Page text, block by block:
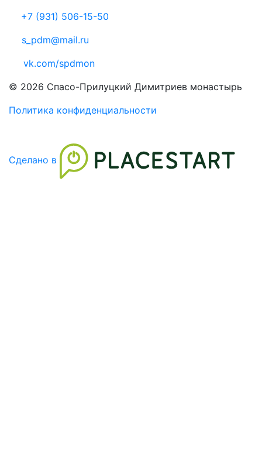
+7 (931) 506-15-50
s_pdm@mail.ru
vk.com/spdmon
© 2026 Спасо-Прилуцкий Димитриев монастырь
Политика конфиденциальности
Сделано в